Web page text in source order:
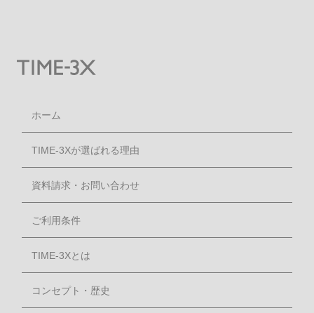
ホーム
TIME-3Xが選ばれる理由
資料請求・お問い合わせ
ご利用条件
TIME-3Xとは
コンセプト・歴史